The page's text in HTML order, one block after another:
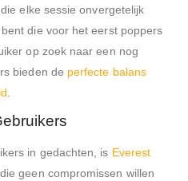
elke sessie onvergetelijk
die voor het eerst poppers
op zoek naar een nog
bieden de perfecte balans
.
in gedachten, is Everest
geen compromissen willen